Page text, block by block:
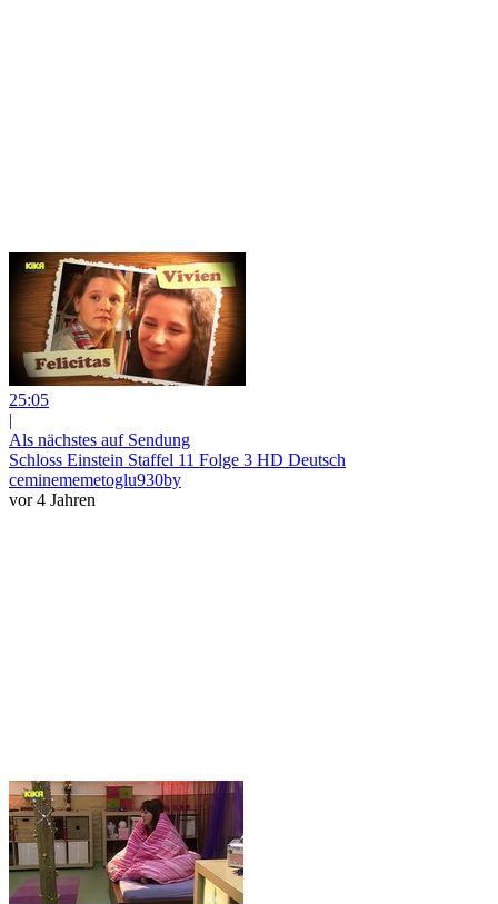
25:05
|
Als nächstes auf Sendung
Schloss Einstein Staffel 11 Folge 3 HD Deutsch
ceminememetoglu930by
vor 4 Jahren